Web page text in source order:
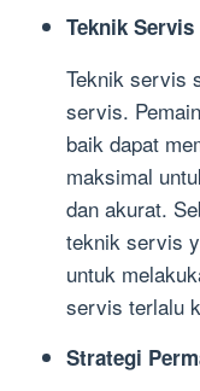
Teknik Servis
Teknik servis
servis.
baik dapat
maksimal
dan akurat.
teknik servis
untuk
servis terlalu
Strategi